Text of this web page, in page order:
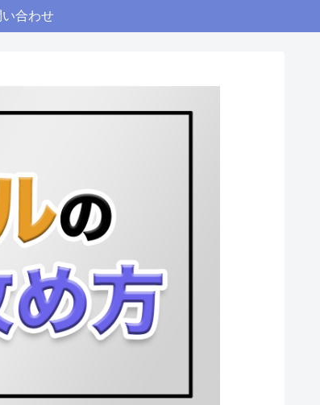
い合わせ